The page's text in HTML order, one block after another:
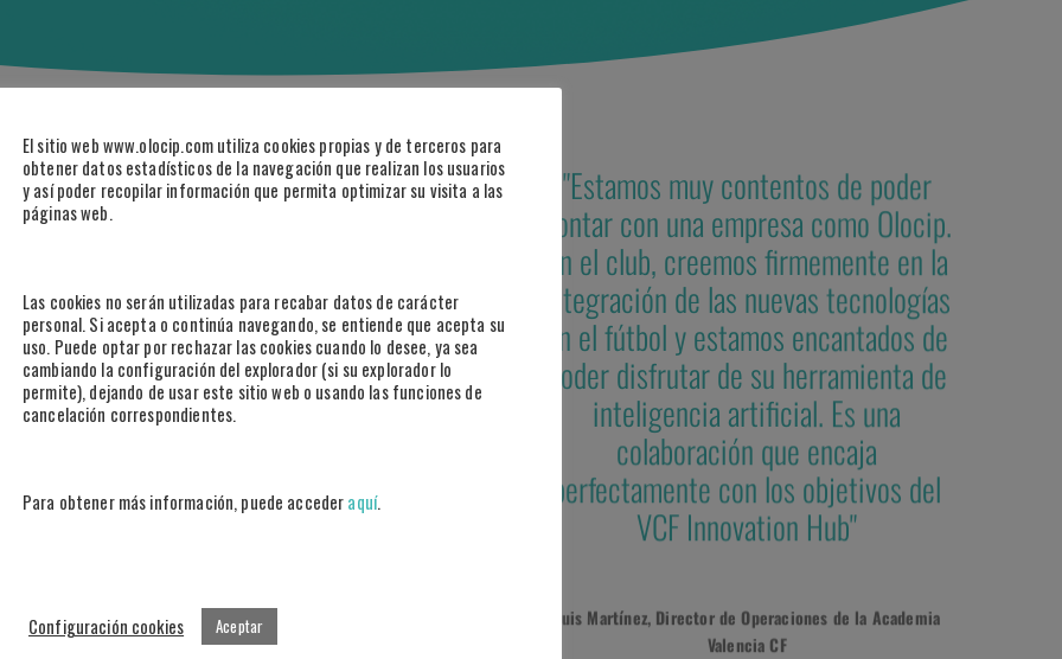
también cuenta con 7 títulos internacionales, 4º club
"Estamos muy contentos de poder
contar con una empresa como Olocip.
En el club, creemos firmemente en la
integración de las nuevas tecnologías
en el fútbol y estamos encantados de
poder disfrutar de su herramienta de
inteligencia artificial. Es una
colaboración que encaja
perfectamente con los objetivos del
VCF Innovation Hub"
Luis Martínez, Director de Operaciones de la Academia
Valencia CF
El sitio web www.olocip.com utiliza cookies propias y de terceros para
obtener datos estadísticos de la navegación que realizan los usuarios
y así poder recopilar información que permita optimizar su visita a las
páginas web.
Las cookies no serán utilizadas para recabar datos de carácter
personal. Si acepta o continúa navegando, se entiende que acepta su
uso. Puede optar por rechazar las cookies cuando lo desee, ya sea
cambiando la configuración del explorador (si su explorador lo
permite), dejando de usar este sitio web o usando las funciones de
cancelación correspondientes.
Para obtener más información, puede accederaquí.
Configuración cookies Aceptar